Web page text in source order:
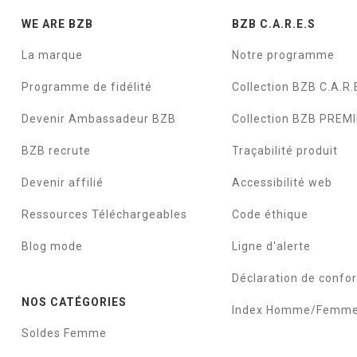
WE ARE BZB
La marque
Programme de fidélité
Devenir Ambassadeur BZB
BZB recrute
Devenir affilié
Ressources Téléchargeables
Blog mode
NOS CATÉGORIES
Soldes Femme
BZB C.A.R.E.S
Notre programme
Collection BZB
Collection BZB
Traçabilité produit
Accessibilité web
Code éthique
Ligne d'alerte
Déclaration de
Index Homme/